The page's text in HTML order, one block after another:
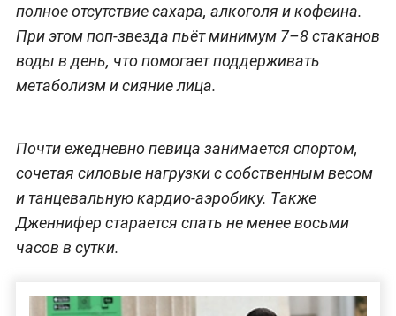
полное отсутствие сахара, алкоголя и кофеина.
При этом поп-звезда пьёт минимум 7–8 стаканов
воды в день, что помогает поддерживать
метаболизм и сияние лица.
Почти ежедневно певица занимается спортом,
сочетая силовые нагрузки с собственным весом
и танцевальную кардио-аэробику. Также
Дженнифер старается спать не менее восьми
часов в сутки.